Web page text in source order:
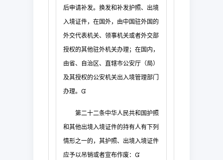
后申请补发。换发和补发护照、出境
入境证件，在国外，由中国驻外国的
外交代表机关、领事机关或者外交部
授权的其他驻外机关办理；在国内，
由省、自治区、直辖市公安厅（局）
及其授权的公安机关出入境管理部门
办理。
第二十二条中华人民共和国护照
和其他出境入境证件的持有人有下列
情形之一的，其护照、出境入境证件
应予以吊销或者宣布作废：